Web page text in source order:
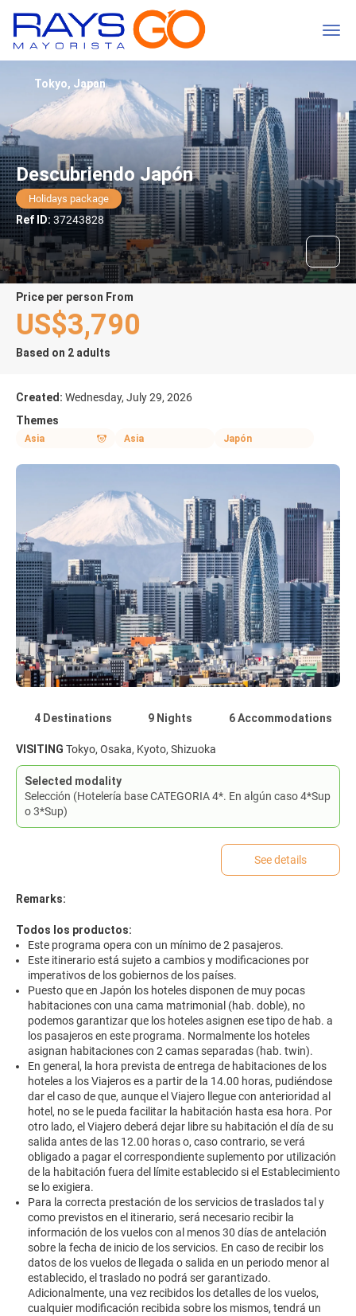
Descubriendo Japón
Holidays package
Ref ID: 37243828
Tokyo, Japan
price per person From
US$3,790
Based on 2 adults
Created: Wednesday, July 29, 2026
Themes
Asia Asia Japón
4 Destinations 9 Nights 6 Accommodations
VISITING Tokyo, Osaka, Kyoto, Shizuoka
Selected modality
Selección (Hotelería base CATEGORIA 4*. En algún caso 4*Sup
o 3*Sup)
See details
Remarks:
Todos los productos:
Este programa opera con un mínimo de 2 pasajeros.
Este itinerario está sujeto a cambios y modificaciones por
imperativos de los gobiernos de los países.
Puesto que en Japón los hoteles disponen de muy pocas
habitaciones con una cama matrimonial (hab. doble), no
podemos garantizar que los hoteles asignen ese tipo de hab. a
los pasajeros en este programa. Normalmente los hoteles
asignan habitaciones con 2 camas separadas (hab. twin).
En general, la hora prevista de entrega de habitaciones de los
hoteles a los Viajeros es a partir de la 14.00 horas, pudiéndose
dar el caso de que, aunque el Viajero llegue con anterioridad al
hotel, no se le pueda facilitar la habitación hasta esa hora. Por
otro lado, el Viajero deberá dejar libre su habitación el día de su
salida antes de las 12.00 horas o, caso contrario, se verá
obligado a pagar el correspondiente suplemento por utilización
de la habitación fuera del límite establecido si el Establecimiento
se lo exigiera.
Para la correcta prestación de los servicios de traslados tal y
como previstos en el itinerario, será necesario recibir la
información de los vuelos con al menos 30 días de antelación
sobre la fecha de inicio de los servicios. En caso de recibir los
datos de los vuelos de llegada o salida en un periodo menor al
establecido, el traslado no podrá ser garantizado.
Adicionalmente, una vez recibidos los detalles de los vuelos,
cualquier modificación recibida sobre los mismos, tendrá un